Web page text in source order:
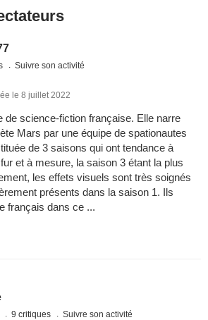
Suivre son activité
le 8 juillet 2022
de science-fiction française. Elle narre
Mars par une équipe de spationautes
de 3 saisons qui ont tendance à
et à mesure, la saison 3 étant la plus
les effets visuels sont très soignés
présents dans la saison 1. Ils
français dans ce ...
9 critiques Suivre son activité